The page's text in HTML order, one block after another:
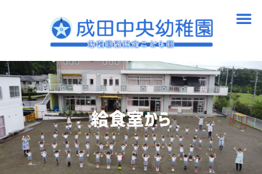
ッ
メ
ニ
給食室から